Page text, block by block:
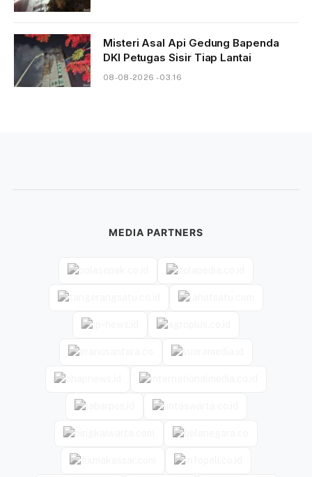
Misteri Asal Api Gedung Bapenda
DKI Petugas Sisir Tiap Lantai
08-08-2026 - 03.16
MEDIA PARTNERS